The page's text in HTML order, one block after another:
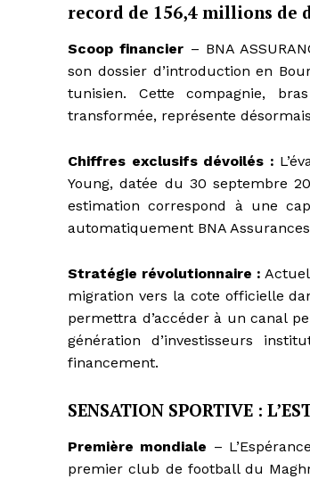
record de 156,4 millions de
Scoop financier – BNA
son dossier d’introduction en
tunisien. Cette compagnie,
transformée, représente
Chiffres exclusifs dévoilés :
Young, datée du 30 septembre
estimation correspond à une
automatiquement BNA
Stratégie révolutionnaire :
migration vers la cote officielle
permettra d’accéder à un canal
génération d’investisseurs
financement.
SENSATION SPORTIVE :
Première mondiale –
premier club de football du